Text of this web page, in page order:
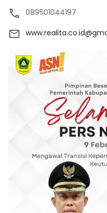
089501044197